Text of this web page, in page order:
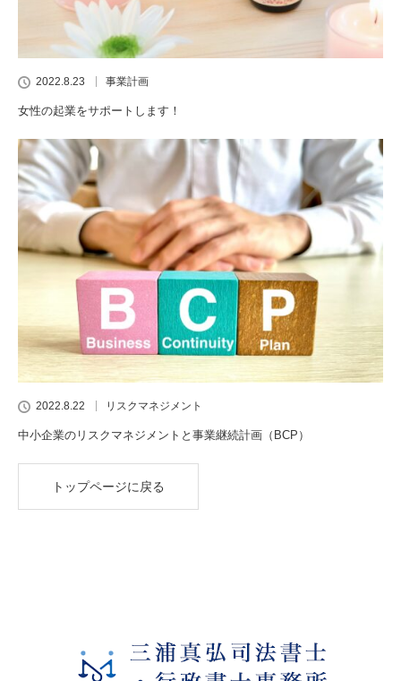
2022.8.23 事業計画
女性の起業をサポートします！
2022.8.22 リスクマネジメント
中小企業のリスクマネジメントと事業継続計画（BCP）
トップページに戻る